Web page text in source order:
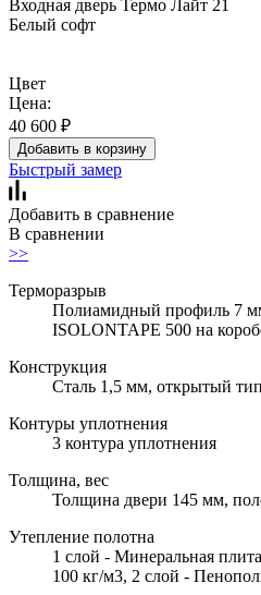
Входная дверь Термо Лайт 21
Белый софт
Цвет
Цена:
40 600 ₽
Добавить в корзину
Быстрый замер
Добавить в сравнение
В сравнении
>>
Терморазрыв
Полиамидный профиль 7
ISOLONTAPE 500 на
Конструкция
Сталь 1,5 мм, открытый
Контуры уплотнения
3 контура уплотнения
Толщина, вес
Толщина двери 145 мм,
Утепление полотна
1 слой - Минеральная
100 кг/м3, 2 слой -